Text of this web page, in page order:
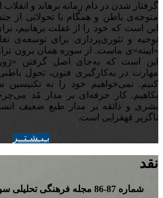
گرفتار شدن در دام زمانه برهاند و
متوجه‌ی باطن و همگام با تحولاتی از
این است که خود را از غفلت برهانیم،
توجیه‌ و تئوری‌پردازی برای توسعه‌ی
«آیینه‌»ی ماست. از سوره همان برون
این است که به‌جای اصل گرفتن
مهارت در به‌کارگیری فنون، تحول
کنیم. نمی‌خواهیم خود را به
بکاهیم. کار حرفه‌ای بر مدار مُد
بشری و ذائقه بر مدار طبع ضعیف
ناگزیر قهقرایی است.
بـيـشـتــر
نقد
شماره 87-86 مجله‌ فرهنگی تحلیلی سوره‌ اندیشه منتشر شد